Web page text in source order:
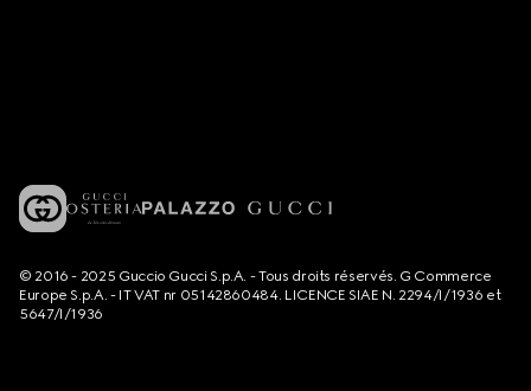
© 2016 - 2025 Guccio Gucci S.p.A. - Tous droits réservés. G Commerce
Europe S.p.A. - IT VAT nr 05142860484. LICENCE SIAE N. 2294/I/1936 et
5647/I/1936